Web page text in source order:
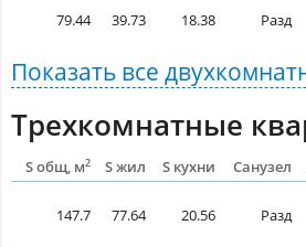
79.44 39.73 18.38 Разд
Показать все
Трехкомнатные
S общ, м2 S жил S кухни Санузел
147.7 77.64 20.56 Разд